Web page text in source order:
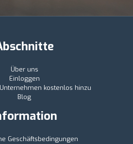
Über uns
Einloggen
kostenlos hinzu
Blog
Geschäftsbedingungen